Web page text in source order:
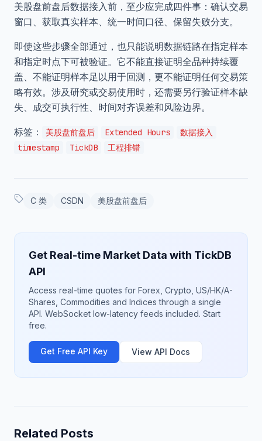
美股盘前盘后数据接入前，至少应完成四件事：确认交易
窗口、获取真实样本、统一时间口径、保留失败分支。
即使这些步骤全部通过，也只能说明数据链路在指定样本
和指定时点下可被验证。它不能直接证明全品种持续覆
盖、不能证明样本足以用于回测，更不能证明任何交易策
略有效。涉及研究或交易使用时，还需要另行验证样本缺
失、成交可执行性、时间对齐误差和风险边界。
标签： 美股盘前盘后 Extended Hours
数据接入
timestamp
TickDB 工程排错
C 类 CSDN 美股盘前盘后
Get Real-time Market Data with TickDB
API
Access real-time quotes for Forex, Crypto, US/HK/A-
Shares, Commodities and Indices through a single
API. WebSocket low-latency feeds included. Start
free.
Get Free API Key View API Docs
Related Posts